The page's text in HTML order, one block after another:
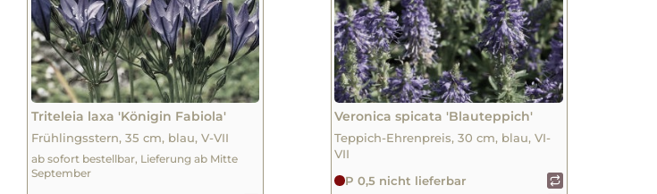
Triteleia laxa 'Königin Fabiola'
Frühlingsstern, 35 cm, blau, V-VII
ab sofort bestellbar, Lieferung ab Mitte
September
Veronica spicata 'Blauteppich'
Teppich-Ehrenpreis, 30 cm, blau, VI-
VII
P 0,5 nicht lieferbar